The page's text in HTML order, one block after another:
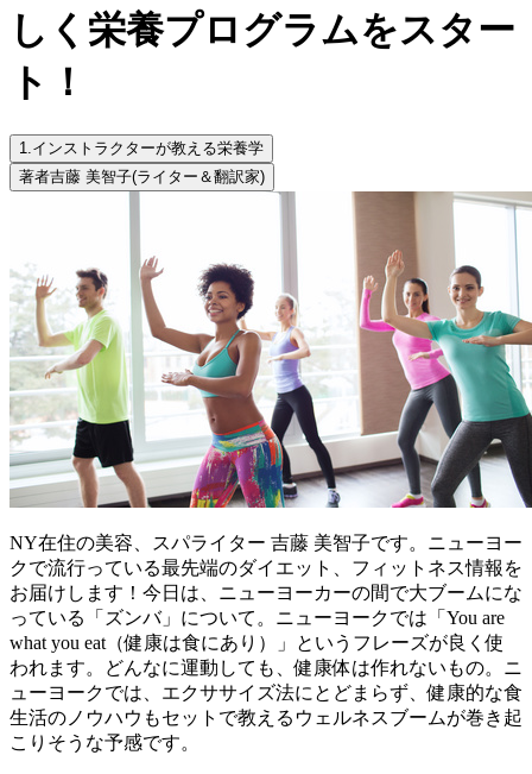
しく栄養プログラムをスター
ト！
1.インストラクターが教える栄養学
著者吉藤 美智子(ライター＆翻訳家)
NY在住の美容、スパライター 吉藤 美智子です。ニューヨー
クで流行っている最先端のダイエット、フィットネス情報を
お届けします！今日は、ニューヨーカーの間で大ブームにな
っている「ズンバ」について。ニューヨークでは「You are
what you eat（健康は食にあり）」というフレーズが良く使
われます。どんなに運動しても、健康体は作れないもの。ニ
ューヨークでは、エクササイズ法にとどまらず、健康的な食
生活のノウハウもセットで教えるウェルネスブームが巻き起
こりそうな予感です。